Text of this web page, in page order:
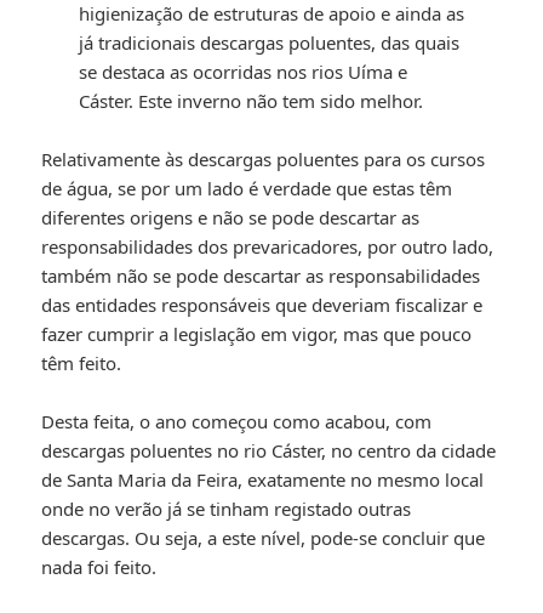
higienização de estruturas de apoio e ainda as
já tradicionais descargas poluentes, das quais
se destaca as ocorridas nos rios Uíma e
Cáster. Este inverno não tem sido melhor.
Relativamente às descargas poluentes para os cursos
de água, se por um lado é verdade que estas têm
diferentes origens e não se pode descartar as
responsabilidades dos prevaricadores, por outro lado,
também não se pode descartar as responsabilidades
das entidades responsáveis que deveriam fiscalizar e
fazer cumprir a legislação em vigor, mas que pouco
têm feito.
Desta feita, o ano começou como acabou, com
descargas poluentes no rio Cáster, no centro da cidade
de Santa Maria da Feira, exatamente no mesmo local
onde no verão já se tinham registado outras
descargas. Ou seja, a este nível, pode-se concluir que
nada foi feito.